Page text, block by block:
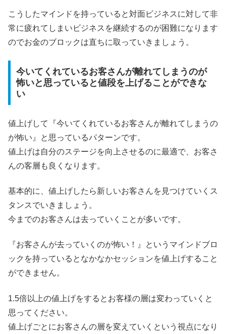
こうしたマインドを持っていると対面ビジネスに対して非
常に疲れてしまいビジネスを継続するのが困難になります
のでお金のブロックは直ちに取っていきましょう。
今いてくれているお客さんが離れてしまうのが
怖いと思っていると値段を上げることができな
い
値上げして『今いてくれているお客さんが離れてしまうの
が怖い』と思っているパターンです。
値上げは自分のステージを向上させるのに最適で、お客さ
んの客層も良くなります。
基本的に、値上げしたら新しいお客さんを見つけていくス
タンスでいきましょう。
今までのお客さんは去っていくことが多いです。
『お客さんが去っていくのが怖い！』というマインドブロ
ックを持っているとなかなかセッションを値上げすること
ができません。
1.5倍以上の値上げをするとお客様の層は変わっていくと
思ってください。
値上げごとにお客さんの層を変えていくという視点になり